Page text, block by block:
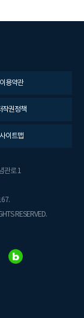
이용약관
작권정책
사이트맵
관로 1
RESERVED.